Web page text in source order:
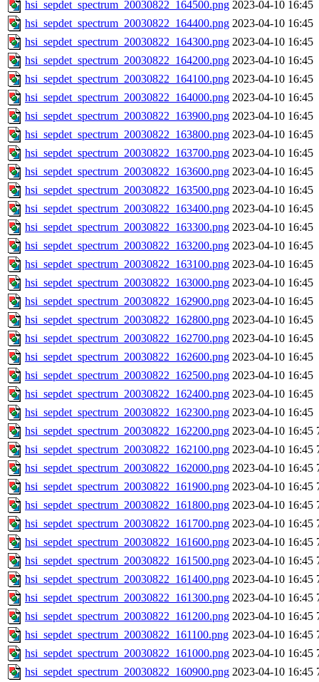
hsi_sepdet_spectrum_20030822_164500.png 2023-04-10 16:45
hsi_sepdet_spectrum_20030822_164400.png 2023-04-10 16:45
hsi_sepdet_spectrum_20030822_164300.png 2023-04-10 16:45
hsi_sepdet_spectrum_20030822_164200.png 2023-04-10 16:45
hsi_sepdet_spectrum_20030822_164100.png 2023-04-10 16:45
hsi_sepdet_spectrum_20030822_164000.png 2023-04-10 16:45
hsi_sepdet_spectrum_20030822_163900.png 2023-04-10 16:45
hsi_sepdet_spectrum_20030822_163800.png 2023-04-10 16:45
hsi_sepdet_spectrum_20030822_163700.png 2023-04-10 16:45
hsi_sepdet_spectrum_20030822_163600.png 2023-04-10 16:45
hsi_sepdet_spectrum_20030822_163500.png 2023-04-10 16:45
hsi_sepdet_spectrum_20030822_163400.png 2023-04-10 16:45
hsi_sepdet_spectrum_20030822_163300.png 2023-04-10 16:45
hsi_sepdet_spectrum_20030822_163200.png 2023-04-10 16:45
hsi_sepdet_spectrum_20030822_163100.png 2023-04-10 16:45
hsi_sepdet_spectrum_20030822_163000.png 2023-04-10 16:45
hsi_sepdet_spectrum_20030822_162900.png 2023-04-10 16:45
hsi_sepdet_spectrum_20030822_162800.png 2023-04-10 16:45
hsi_sepdet_spectrum_20030822_162700.png 2023-04-10 16:45
hsi_sepdet_spectrum_20030822_162600.png 2023-04-10 16:45
hsi_sepdet_spectrum_20030822_162500.png 2023-04-10 16:45
hsi_sepdet_spectrum_20030822_162400.png 2023-04-10 16:45
hsi_sepdet_spectrum_20030822_162300.png 2023-04-10 16:45
hsi_sepdet_spectrum_20030822_162200.png 2023-04-10 16:45
hsi_sepdet_spectrum_20030822_162100.png 2023-04-10 16:45
hsi_sepdet_spectrum_20030822_162000.png 2023-04-10 16:45
hsi_sepdet_spectrum_20030822_161900.png 2023-04-10 16:45
hsi_sepdet_spectrum_20030822_161800.png 2023-04-10 16:45
hsi_sepdet_spectrum_20030822_161700.png 2023-04-10 16:45
hsi_sepdet_spectrum_20030822_161600.png 2023-04-10 16:45
hsi_sepdet_spectrum_20030822_161500.png 2023-04-10 16:45
hsi_sepdet_spectrum_20030822_161400.png 2023-04-10 16:45
hsi_sepdet_spectrum_20030822_161300.png 2023-04-10 16:45
hsi_sepdet_spectrum_20030822_161200.png 2023-04-10 16:45
hsi_sepdet_spectrum_20030822_161100.png 2023-04-10 16:45
hsi_sepdet_spectrum_20030822_161000.png 2023-04-10 16:45
hsi_sepdet_spectrum_20030822_160900.png 2023-04-10 16:45